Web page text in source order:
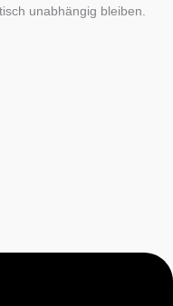
unabhängig bleiben.